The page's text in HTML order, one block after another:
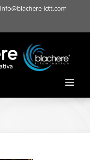
info@blachere-ictt.com